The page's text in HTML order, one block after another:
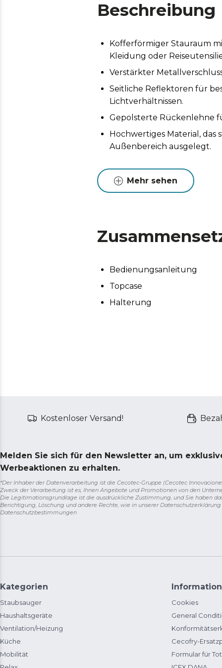
Beschreibung
Kofferförmiger Stauraum
Kleidung oder
Verstärkter
Seitliche Reflektoren für
Lichtverhältnissen.
Gepolsterte Rückenlehne
Hochwertiges Material,
Außenbereich ausgelegt.
Mehr sehen
Bedienungsanleitung
Topcase
Halterung
Kostenloser Versand!
Melden Sie sich für den Newsletter an, um
Werbeaktionen zu erhalten.
*Der Inhaber der Datenverarbeitung ist die Cecotec-Gruppe (Cecotec
Zweck der Verarbeitung ist es, Ihnen Angebote und Promotionen von den
Die Legitimationsgrundlage ist die ausdrückliche Zustimmung, und Sie haben
Berichtigung, Löschung und andere Rechte, wie in unserer
Datenschutzbestimmungen
Kategorien
Staubsauger
Haushaltsgeräte
Ventilation/Heizung
Küche
Mobilität
Information
Cookies
General
Cecofry-
Formular für